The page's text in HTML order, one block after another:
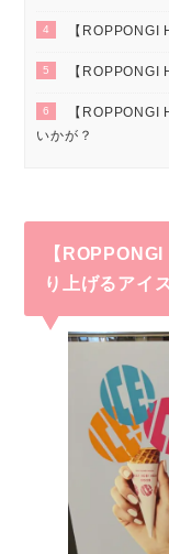
4 【ROPPONGI
5 【ROPPONGI
6
【ROPPONGI
いかが？
【
り上げるアイ